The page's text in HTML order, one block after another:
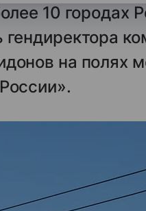
10
гендиректора
на полях